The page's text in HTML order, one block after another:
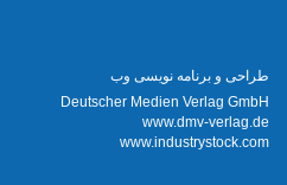
طراحی و برنامه نویسی وب
Deutscher Medien Verlag GmbH
www.dmv-verlag.de
www.industrystock.com